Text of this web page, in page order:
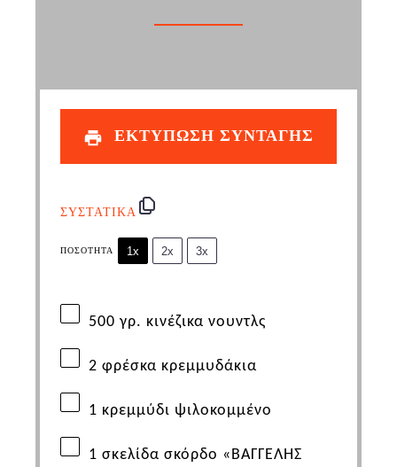
ΕΚΤΥΠΩΣΗ ΣΥΝΤΑΓΗΣ
ΣΥΣΤΑΤΙΚΑ
ΠΟΣΌΤΗΤΑ 1x 2x 3x
500 γρ. κινέζικα νουντλς
2 φρέσκα κρεμμυδάκια
1 κρεμμύδι ψιλοκομμένο
1 σκελίδα σκόρδο «ΒΑΓΓΕΛΗΣ